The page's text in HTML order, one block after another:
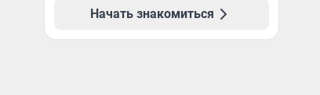
Начать знакомиться